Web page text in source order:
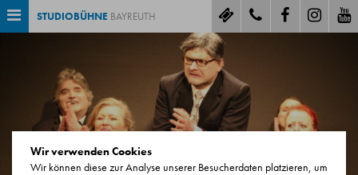
STUDIOBÜHNE BAYREUTH
Wir verwenden Cookies
Wir können diese zur Analyse unserer Besucherdaten platzieren, um